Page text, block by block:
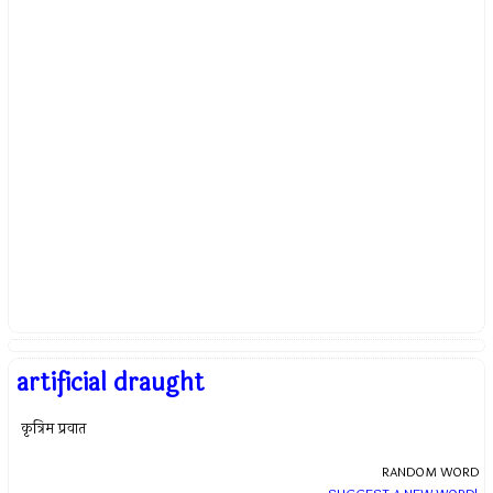
artificial draught
कृत्रिम प्रवात
RANDOM WORD